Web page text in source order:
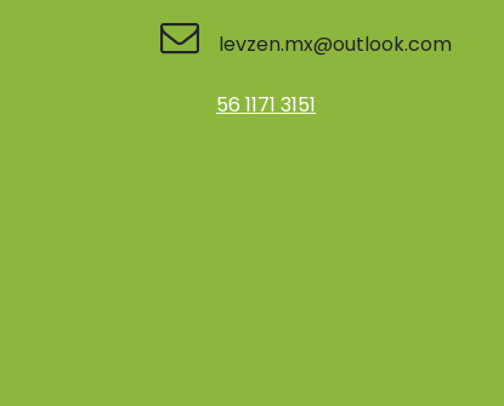
levzen.mx@outlook.com
56 1171 3151